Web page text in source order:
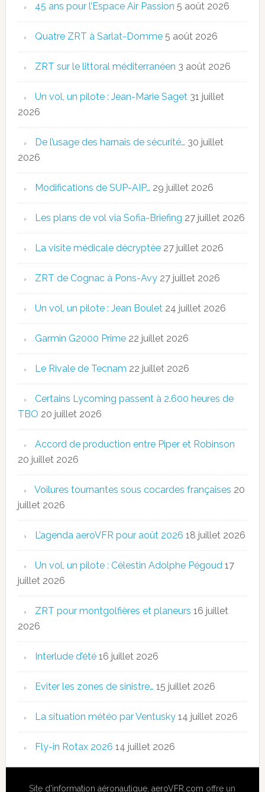
45 ans pour l’Espace Air Passion 5 août 2026
Quatre ZRT à Sarlat-Domme 5 août 2026
ZRT sur le littoral méditerranéen 3 août 2026
Un vol, un pilote : Jean-Marie Saget 31 juillet
2026
De l’usage des harnais de sécurité… 30 juillet
2026
Modifications de SUP-AIP… 29 juillet 2026
Les plans de vol via Sofia-Briefing 27 juillet 2026
La visite médicale décryptée 27 juillet 2026
ZRT de Cognac à Pons-Avy 27 juillet 2026
Un vol, un pilote : Jean Boulet 24 juillet 2026
Garmin G2000 Prime 22 juillet 2026
Le Rivale de Tecnam 22 juillet 2026
Certains Lycoming passent à 2.600 heures de
TBO 20 juillet 2026
Accord de production entre Piper et Robinson
20 juillet 2026
Voilures tournantes sous cocardes françaises 20
juillet 2026
L’agenda aeroVFR pour août 2026 18 juillet 2026
Un vol, un pilote : Célestin Adolphe Pégoud 17
juillet 2026
ZRT pour montgolfières et planeurs 16 juillet
2026
Interlude d’été 16 juillet 2026
Eviter les zones de sinistre… 15 juillet 2026
La situation météo par Ventusky 14 juillet 2026
Fly-in Rotax 2026 14 juillet 2026
Site d'information aéronautique ,aeroVFR.com offre un